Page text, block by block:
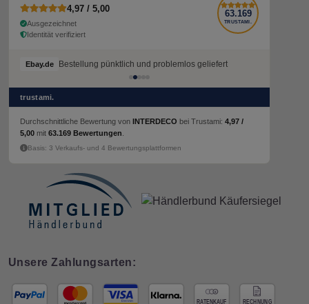
4,97 / 5,00
Ausgezeichnet
Identität verifiziert
63.169
TRUSTAMI.
Ebay.de Bestellung pünktlich und problemlos geliefert
trustami.
Durchschnittliche Bewertung von INTERDECO bei Trustami: 4,97 /
5,00 mit 63.169 Bewertungen
Basis: 3 Verkaufs- und 4 Bewertungsplattformen
Unsere Zahlungsarten: